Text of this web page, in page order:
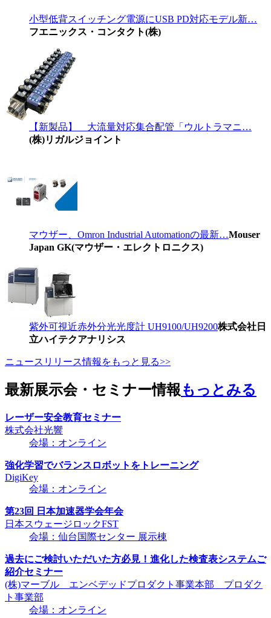
小型低背スイッチング電源にUSB PD対応モデル新…
フエニックス・コンタクト(株)
【新製品】 大流量対応集合配管「ウルトラマニ…
(株)リガルジョイント
マウザー、Omron Industrial Automationの最新…Mouser
Japan GK(マウザー・エレクトロニクス)
紫外可視近赤外分光光度計 UH9100/UH9200株式会社日
立ハイテクアナリシス
ニュースリリース情報をもっと見る>>
最新展示会・セミナー情報もっとみる
レーザー安全教育セミナー
株式会社光響
会場：オンライン
強化学習でバランスロボットをトレーニング
DigiKey
会場：オンライン
第23回 日本加速器学会年会
日本スウェージロックFST
会場：仙台国際センター 展示棟
過去にご検討いただいた方必見！進化した検査表システムご
紹介セミナー
(株)マーブル エンベデッドプロダクト事業本部 プロダク
ト事業部
会場：オンライン